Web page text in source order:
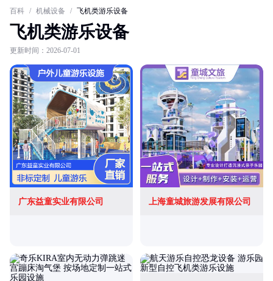
百科 / 机械设备 / 飞机类游乐设备
飞机类游乐设备
更新时间：2026-07-01
广东益童实业有限公司 上海童城旅游发展有限公司